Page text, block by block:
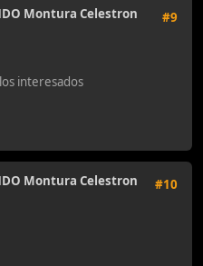
#9
Montura Celestron
interesados
#10
Montura Celestron